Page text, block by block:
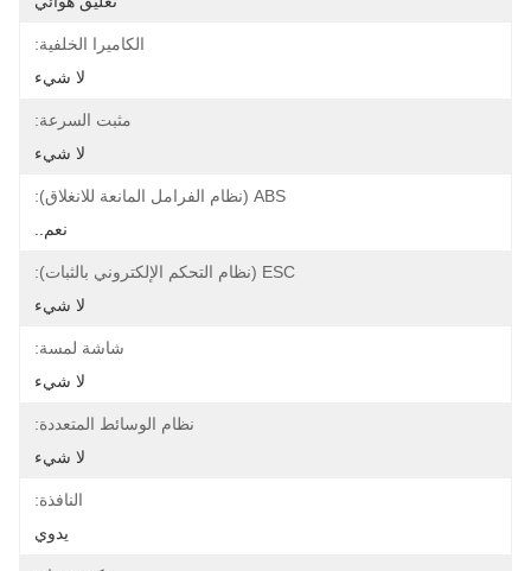
الكاميرا الخلفية:
لا شيء
مثبت السرعة:
لا شيء
ABS (نظام الفرامل المانعة للانغلاق):
نعم..
ESC (نظام التحكم الإلكتروني بالثبات):
لا شيء
شاشة لمسة:
لا شيء
نظام الوسائط المتعددة:
لا شيء
النافذة:
يدوي